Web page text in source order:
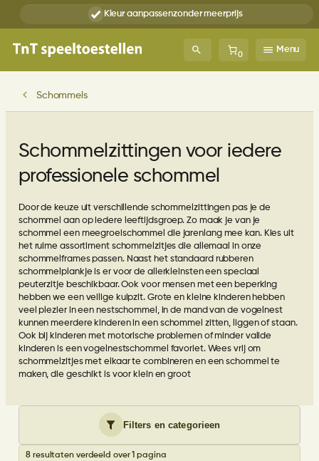
inhoud
Kleur aanpassenzonder meerprijs
0
Menu
Schommels
Schommelzittingen voor iedere
professionele schommel
Door de keuze uit verschillende schommelzittingen pas je de
schommel aan op iedere leeftijdsgroep. Zo maak je van je
schommel een meegroeischommel die jarenlang mee kan. Kies uit
het ruime assortiment schommelzitjes die allemaal in onze
schommelframes passen. Naast het standaard rubberen
schommelplankje is er voor de allerkleinsten een speciaal
peuterzitje beschikbaar. Ook voor mensen met een beperking
hebben we een veilige kuipzit. Grote en kleine kinderen hebben
veel plezier in een nestschommel, in de mand van de vogelnest
kunnen meerdere kinderen in een schommel zitten, liggen of staan.
Ook bij kinderen met motorische problemen of minder valide
kinderen is een vogelnestschommel favoriet. Wees vrij om
schommelzitjes met elkaar te combineren en een schommel te
maken, die geschikt is voor klein en groot
Filters en categorieen
8 resultaten verdeeld over 1 pagina